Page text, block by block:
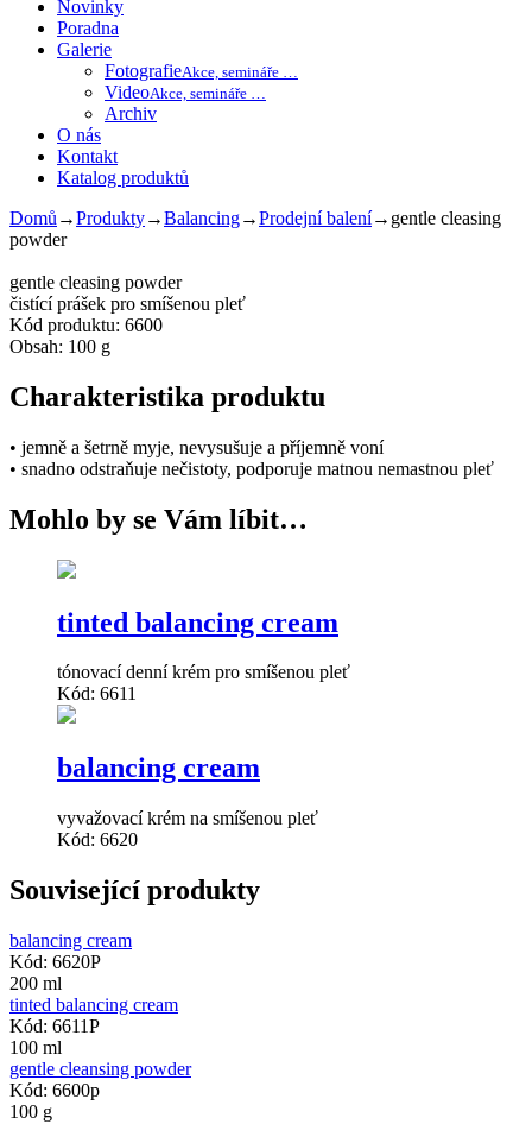
Novinky
Poradna
Galerie
FotografieAkce, semináře …
VideoAkce, semináře …
Archiv
O nás
Kontakt
Katalog produktů
Domů →Produkty→Balancing→Prodejní balení→ gentle cleasing
powder
gentle cleasing powder
čistící prášek pro smíšenou pleť
Kód produktu: 6600
Obsah: 100 g
Charakteristika produktu
• jemně a šetrně myje, nevysušuje a příjemně voní
• snadno odstraňuje nečistoty, podporuje matnou nemastnou pleť
Mohlo by se Vám líbit…
tinted balancing cream
tónovací denní krém pro smíšenou pleť
Kód: 6611
balancing cream
vyvažovací krém na smíšenou pleť
Kód: 6620
Související produkty
balancing cream
Kód: 6620P
200 ml
tinted balancing cream
Kód: 6611P
100 ml
gentle cleansing powder
Kód: 6600p
100 g